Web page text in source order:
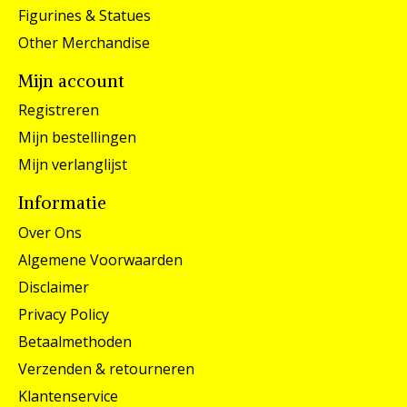
Figurines & Statues
Other Merchandise
Mijn account
Registreren
Mijn bestellingen
Mijn verlanglijst
Informatie
Over Ons
Algemene Voorwaarden
Disclaimer
Privacy Policy
Betaalmethoden
Verzenden & retourneren
Klantenservice